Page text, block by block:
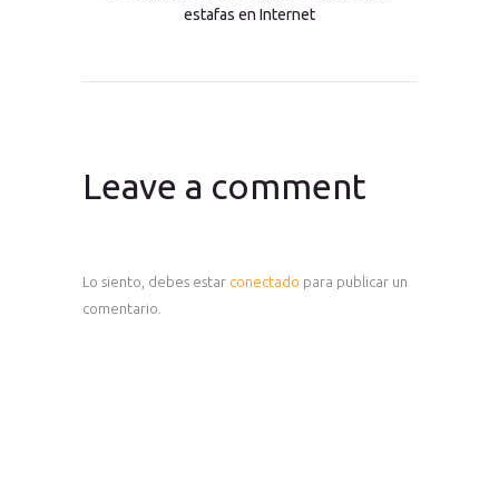
estafas en Internet
Leave a comment
Lo siento, debes estar conectado para publicar un
comentario.